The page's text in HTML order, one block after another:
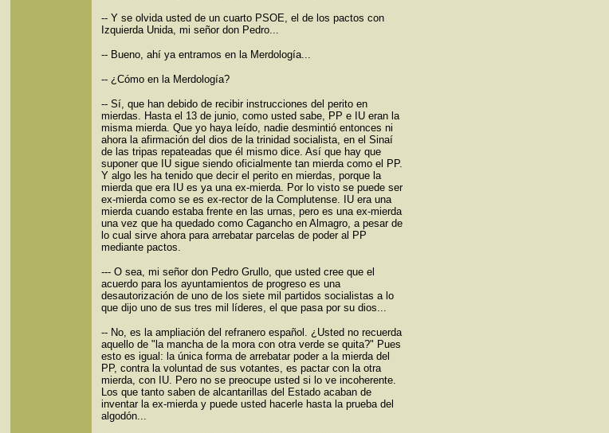
-- Y se olvida usted de un cuarto PSOE, el de los pactos con
Izquierda Unida, mi señor don Pedro...
-- Bueno, ahí ya entramos en la Merdología...
-- ¿Cómo en la Merdología?
-- Sí, que han debido de recibir instrucciones del perito en
mierdas. Hasta el 13 de junio, como usted sabe, PP e IU eran la
misma mierda. Que yo haya leído, nadie desmintió entonces ni
ahora la afirmación del dios de la trinidad socialista, en el Sinaí
de las tripas repateadas que él mismo dice. Así que hay que
suponer que IU sigue siendo oficialmente tan mierda como el PP.
Y algo les ha tenido que decir el perito en mierdas, porque la
mierda que era IU es ya una ex-mierda. Por lo visto se puede ser
ex-mierda como se es ex-rector de la Complutense. IU era una
mierda cuando estaba frente en las urnas, pero es una ex-mierda
una vez que ha quedado como Cagancho en Almagro, a pesar de
lo cual sirve ahora para arrebatar parcelas de poder al PP
mediante pactos.
--- O sea, mi señor don Pedro Grullo, que usted cree que el
acuerdo para los ayuntamientos de progreso es una
desautorización de uno de los siete mil partidos socialistas a lo
que dijo uno de sus tres mil líderes, el que pasa por su dios...
-- No, es la ampliación del refranero español. ¿Usted no recuerda
aquello de "la mancha de la mora con otra verde se quita?" Pues
esto es igual: la única forma de arrebatar poder a la mierda del
PP, contra la voluntad de sus votantes, es pactar con la otra
mierda, con IU. Pero no se preocupe usted si lo ve incoherente.
Los que tanto saben de alcantarillas del Estado acaban de
inventar la ex-mierda y puede usted hacerle hasta la prueba del
algodón...